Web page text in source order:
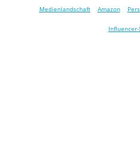
Medienlandschaft Amazon
Influencer-